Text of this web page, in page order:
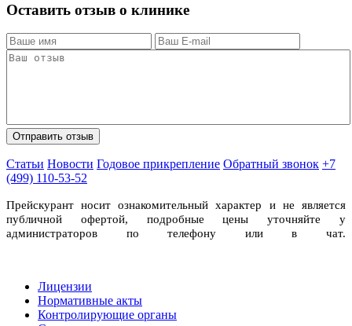
Оставить отзыв о клинике
Статьи Новости Годовое прикрепление Обратный звонок +7
(499) 110-53-52
Прейскурант носит ознакомительный характер и не является
публичной офертой, подробные цены уточняйте у
администраторов по телефону или в чат.
Лицензии
Нормативные акты
Контролирующие органы